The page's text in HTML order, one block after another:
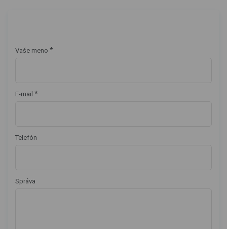
Vaše meno *
E-mail *
Telefón
Správa